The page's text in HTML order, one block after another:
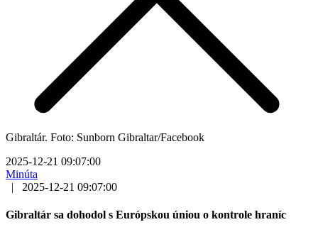
Gibraltár. Foto: Sunborn Gibraltar/Facebook
2025-12-21 09:07:00
Minúta
|
2025-12-21 09:07:00
Gibraltár sa dohodol s Európskou úniou o kontrole hraníc